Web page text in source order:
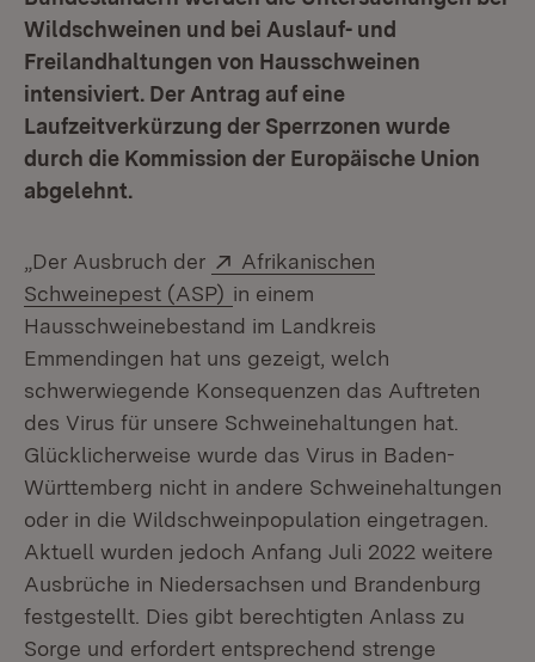
Wildschweinen und bei Auslauf- und
Freilandhaltungen von Hausschweinen
intensiviert. Der Antrag auf eine
Laufzeitverkürzung der Sperrzonen wurde
durch die Kommission der Europäische Union
abgelehnt.
„Der Ausbruch der Extern:
Afrikanischen
Schweinepest (ASP) (Öffnet in neuem Fenster)
in einem
Hausschweinebestand im Landkreis
Emmendingen hat uns gezeigt, welch
schwerwiegende Konsequenzen das Auftreten
des Virus für unsere Schweinehaltungen hat.
Glücklicherweise wurde das Virus in Baden-
Württemberg nicht in andere Schweinehaltungen
oder in die Wildschweinpopulation eingetragen.
Aktuell wurden jedoch Anfang Juli 2022 weitere
Ausbrüche in Niedersachsen und Brandenburg
festgestellt. Dies gibt berechtigten Anlass zu
Sorge und erfordert entsprechend strenge